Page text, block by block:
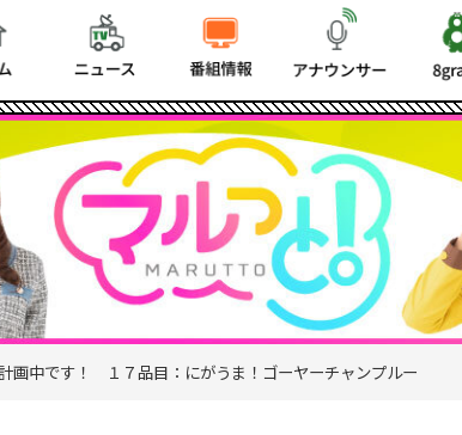
計画中です！ １７品目：にがうま！ゴーヤーチャンプルー